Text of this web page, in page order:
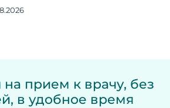
на прием к врачу, без
в удобное время